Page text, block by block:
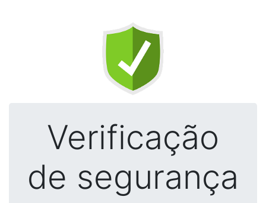
Verificação
de segurança